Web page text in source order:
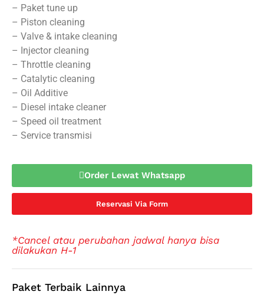
– Paket tune up
– Piston cleaning
– Valve & intake cleaning
– Injector cleaning
– Throttle cleaning
– Catalytic cleaning
– Oil Additive
– Diesel intake cleaner
– Speed oil treatment
– Service transmisi
Order Lewat Whatsapp
Reservasi Via Form
*Cancel atau perubahan jadwal hanya bisa
dilakukan H-1
Paket Terbaik Lainnya